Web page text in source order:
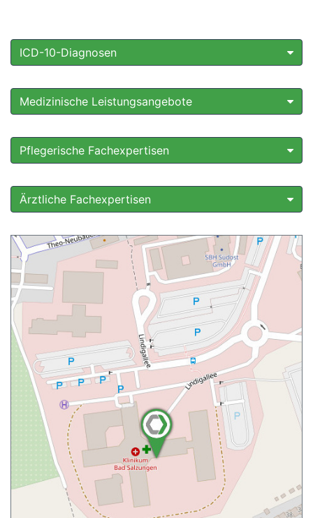
ICD-10-Diagnosen
Medizinische Leistungsangebote
Pflegerische Fachexpertisen
Ärztliche Fachexpertisen